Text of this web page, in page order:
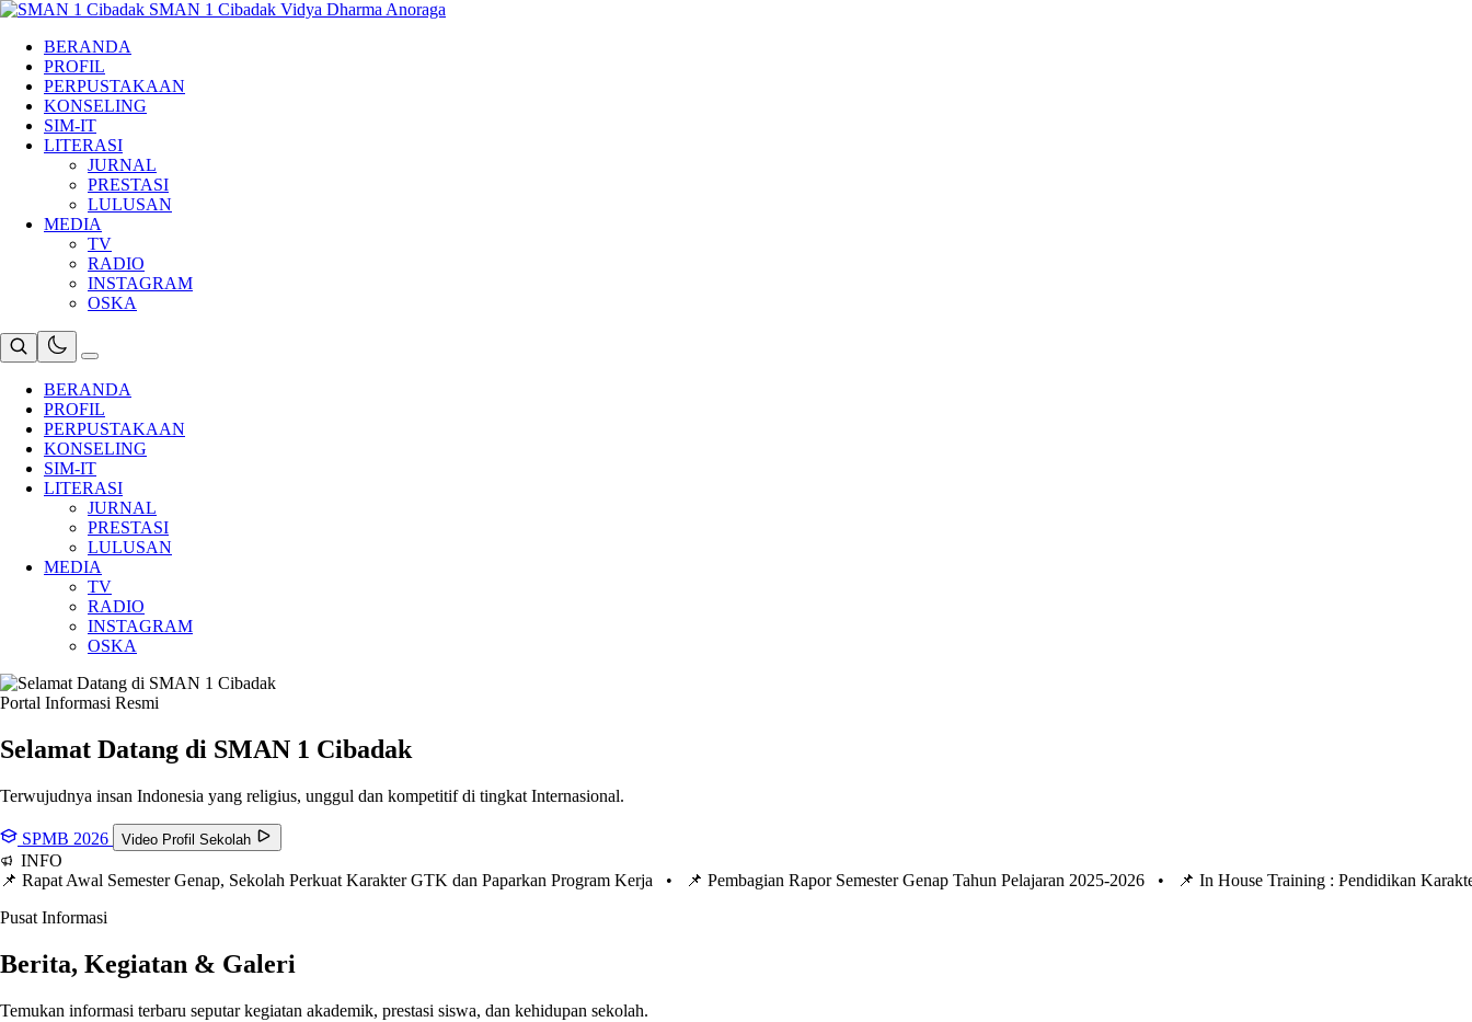
Skip
content
SMAN 1 Cibadak Vidya Dharma Anoraga
BERANDA
PROFIL
PERPUSTAKAAN
KONSELING
SIM-IT
LITERASI
JURNAL
PRESTASI
LULUSAN
MEDIA
TV
RADIO
INSTAGRAM
OSKA
BERANDA
PROFIL
PERPUSTAKAAN
KONSELING
SIM-IT
LITERASI
JURNAL
PRESTASI
LULUSAN
MEDIA
TV
RADIO
INSTAGRAM
OSKA
Portal Informasi Resmi
Selamat Datang di SMAN 1 Cibadak
Terwujudnya insan Indonesia yang religius, unggul dan kompetitif di tingkat Internasional.
SPMB 2026 Video Profil Sekolah
INFO
📌 Rapat Awal Semester Genap, Sekolah Perkuat Karakter GTK dan Paparkan Program Kerja •
📌 Pembagian Rapor Semester Genap Tahun Pelajaran 2025-2026 •
📌 In House Training : Pendidikan
Pusat Informasi
Berita, Kegiatan & Galeri
Temukan informasi terbaru seputar kegiatan akademik, prestasi siswa, dan kehidupan sekolah.